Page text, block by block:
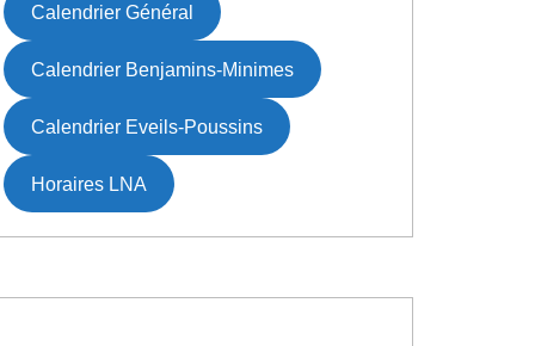
Calendrier Général
Calendrier Benjamins-Minimes
Calendrier Eveils-Poussins
Horaires LNA